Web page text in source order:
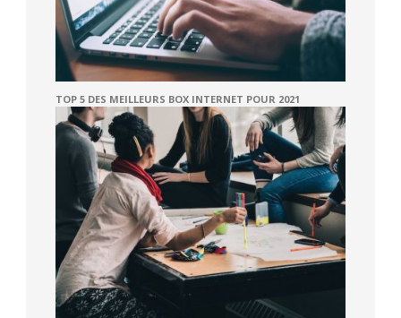
TOP 5 DES MEILLEURS BOX INTERNET POUR 2021